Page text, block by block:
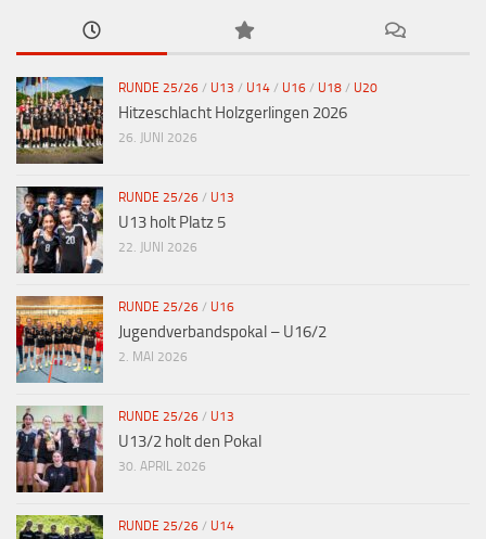
RUNDE 25/26 / U13 / U14 / U16 / U18 / U20
Hitzeschlacht Holzgerlingen 2026
26. JUNI 2026
RUNDE 25/26 / U13
U13 holt Platz 5
22. JUNI 2026
RUNDE 25/26 / U16
Jugendverbandspokal – U16/2
2. MAI 2026
RUNDE 25/26 / U13
U13/2 holt den Pokal
30. APRIL 2026
RUNDE 25/26 / U14